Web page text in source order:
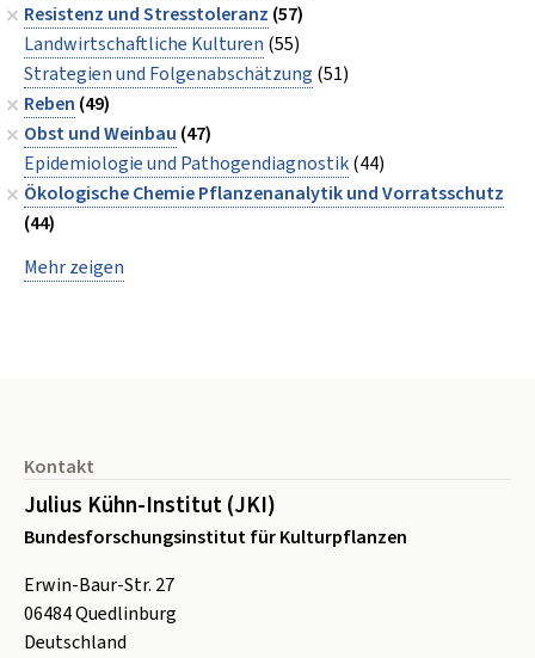
Resistenz und Stresstoleranz (57)
Landwirtschaftliche Kulturen (55)
Strategien und Folgenabschätzung (51)
Reben (49)
Obst und Weinbau (47)
Epidemiologie und Pathogendiagnostik(44)
Ökologische Chemie Pflanzenanalytik und Vorratsschutz
(44)
Mehr zeigen
Kontakt
Julius Kühn-Institut (JKI)
Bundesforschungsinstitut für Kulturpflanzen
Erwin-Baur-Str. 27
06484Quedlinburg
Deutschland